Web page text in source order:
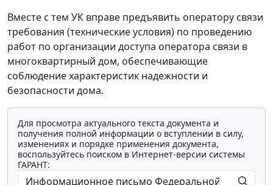
Вместе с тем УК вправе предъявить оператору связи
требования (технические условия) по проведению
работ по организации доступа оператора связи в
многоквартирный дом, обеспечивающие
соблюдение характеристик надежности и
безопасности дома.
Для просмотра актуального текста документа и
получения полной информации о вступлении в силу,
изменениях и порядке применения документа,
воспользуйтесь поиском в Интернет-версии системы
ГАРАНТ: